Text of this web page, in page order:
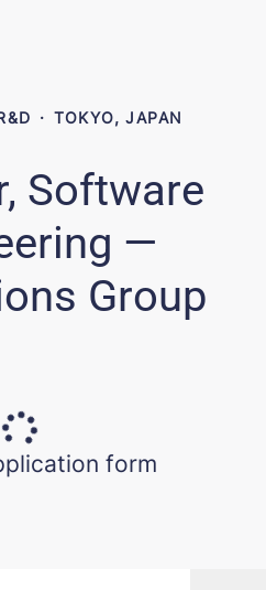
· TOKYO, JAPAN
Software
—
Group
form